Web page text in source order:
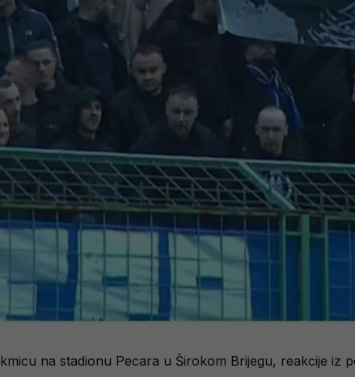
na stadionu Pecara u Širokom Brijegu, reakcije iz